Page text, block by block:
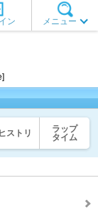
メニュー
ン
ヒストリ
ラップ
タイム